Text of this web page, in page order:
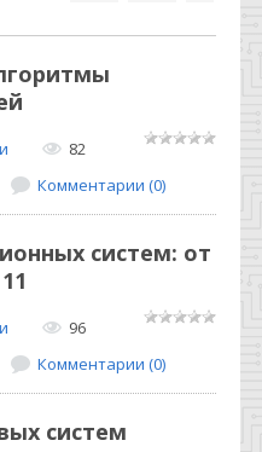
82
Комментарии (0)
систем: от
96
Комментарии (0)
систем